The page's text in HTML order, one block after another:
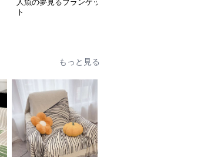
人魚の夢見るブランケッ
ト
もっと見る